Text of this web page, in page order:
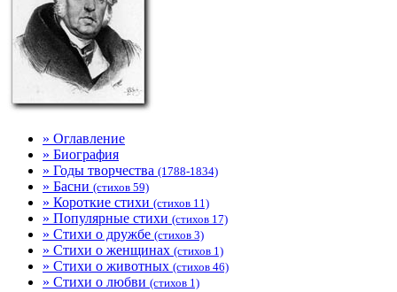
» Оглавление
» Биография
» Годы творчества (1788-1834)
» Басни (стихов 59)
» Короткие стихи (стихов 11)
» Популярные стихи (стихов 17)
» Стихи о дружбе (стихов 3)
» Стихи о женщинах (стихов 1)
» Стихи о животных (стихов 46)
» Стихи о любви (стихов 1)